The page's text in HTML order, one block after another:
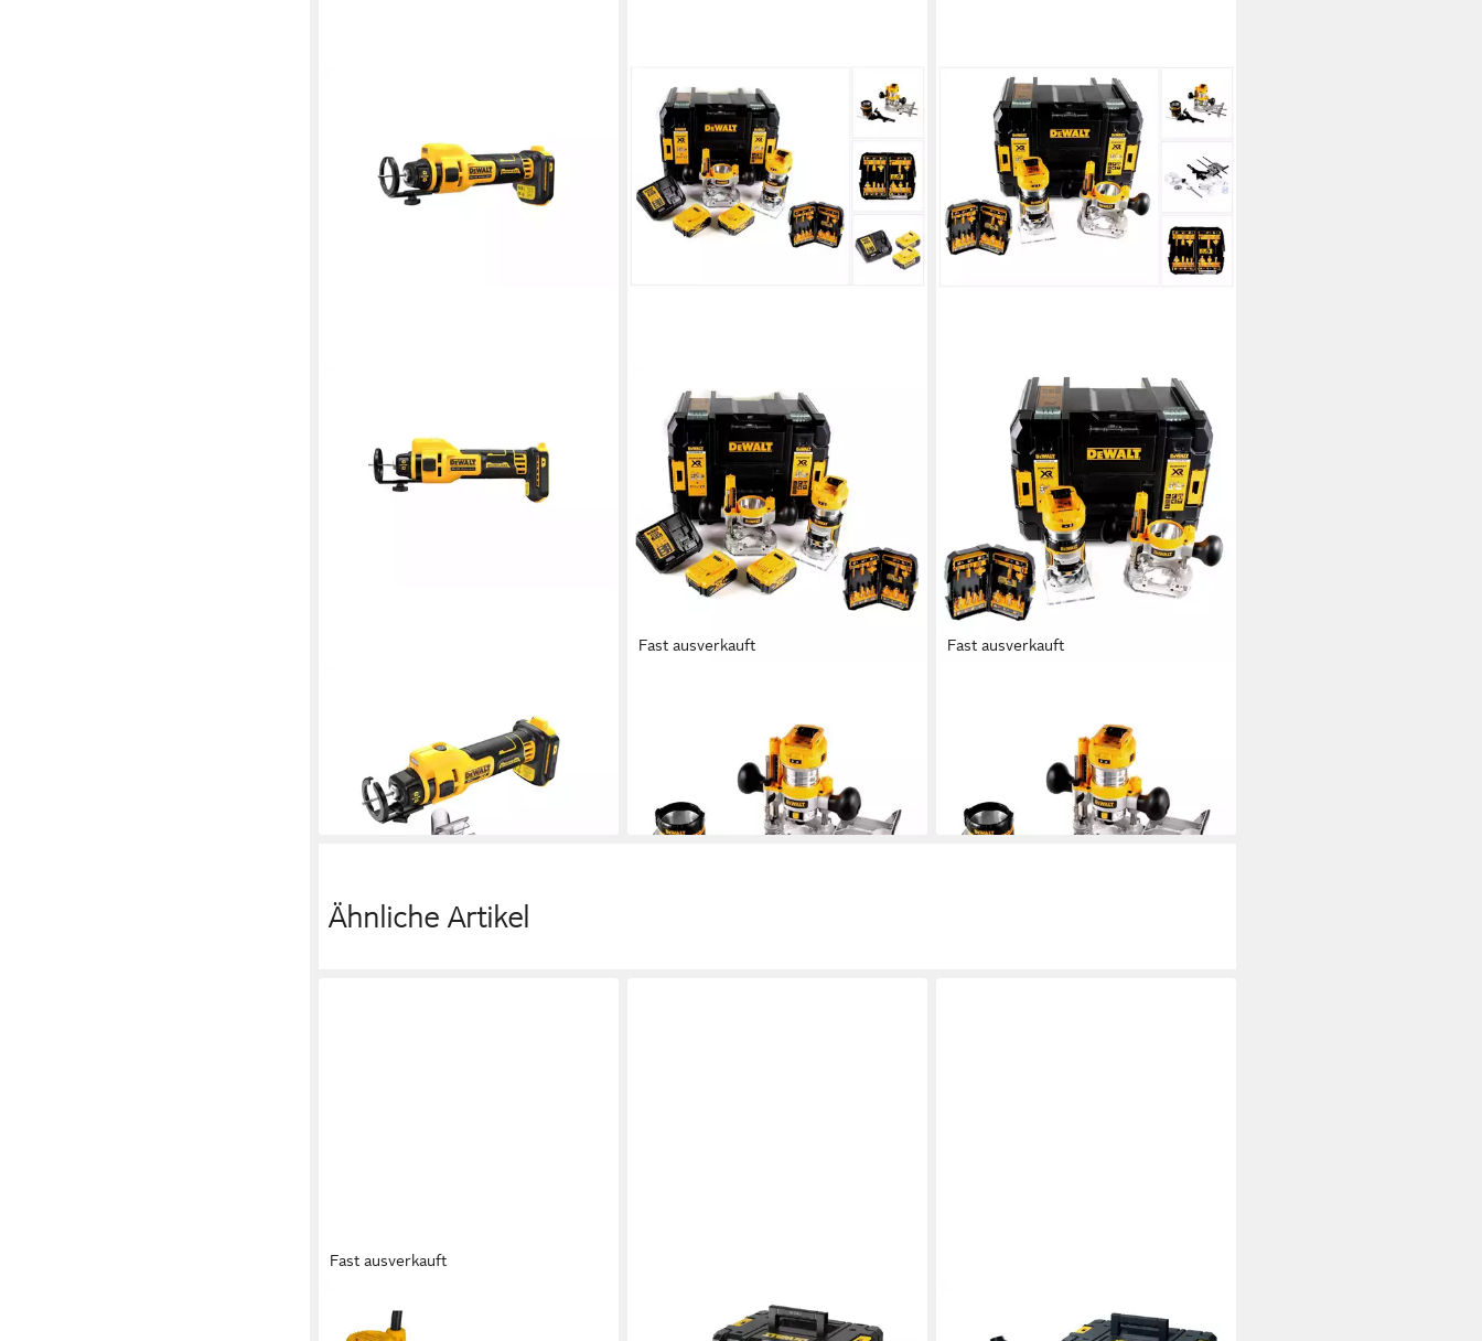
Akku-Fräse 18V, Basisv., ohne Akku
und Ladegerät, Werkzeugaufnahme:
1/4" und 1/8"
ab 144,99 €
lieferbar - in 2-3 Werktagen bei dir
Fast ausverkauft
P2 Akku Kombifräse 18V 55mm +
2x Akkus 5,0 Ah + 1x
lieferbar - in 2-3 Werktagen bei dir
Fast ausverkauft
NT Akku Kombifräse 18V 55mm +
Fräser Set 12 tlg. in TSTAK
lieferbar - in 2-3 Werktagen bei dir
Ähnliche Artikel
Fast ausverkauft
Fräse D26200-QS Oberfräse
Mauernutfräse Flexvolt, 54V,